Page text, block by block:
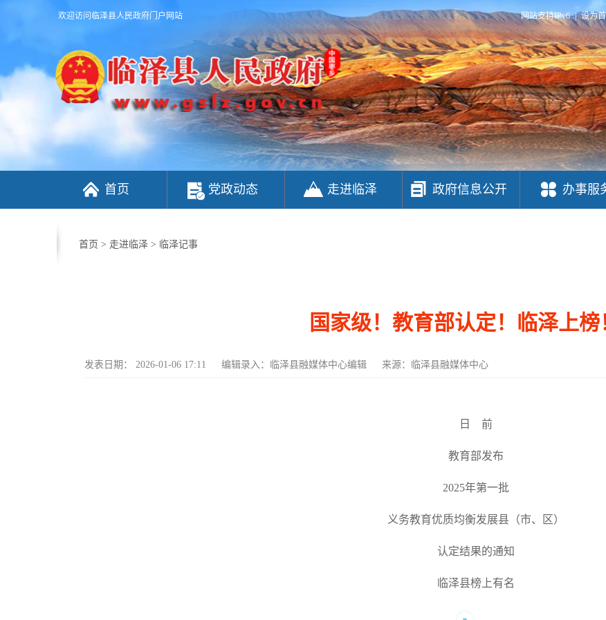
欢迎访问临泽县人民政府门户网站 网站支持IPv6 | 设为
首页 党政动态 走进临泽 政府信息公开 办事服
首页 > 走进临泽 > 临泽记事
国家级！教育部认定！临泽上榜
发表日期： 2026-01-06 17:11 编辑录入： 临泽县融媒体中心编辑 来源：临泽县融媒体中心
日 前
教育部发布
2025年第一批
义务教育优质均衡发展县（市、区）
认定结果的通知
临泽县榜上有名